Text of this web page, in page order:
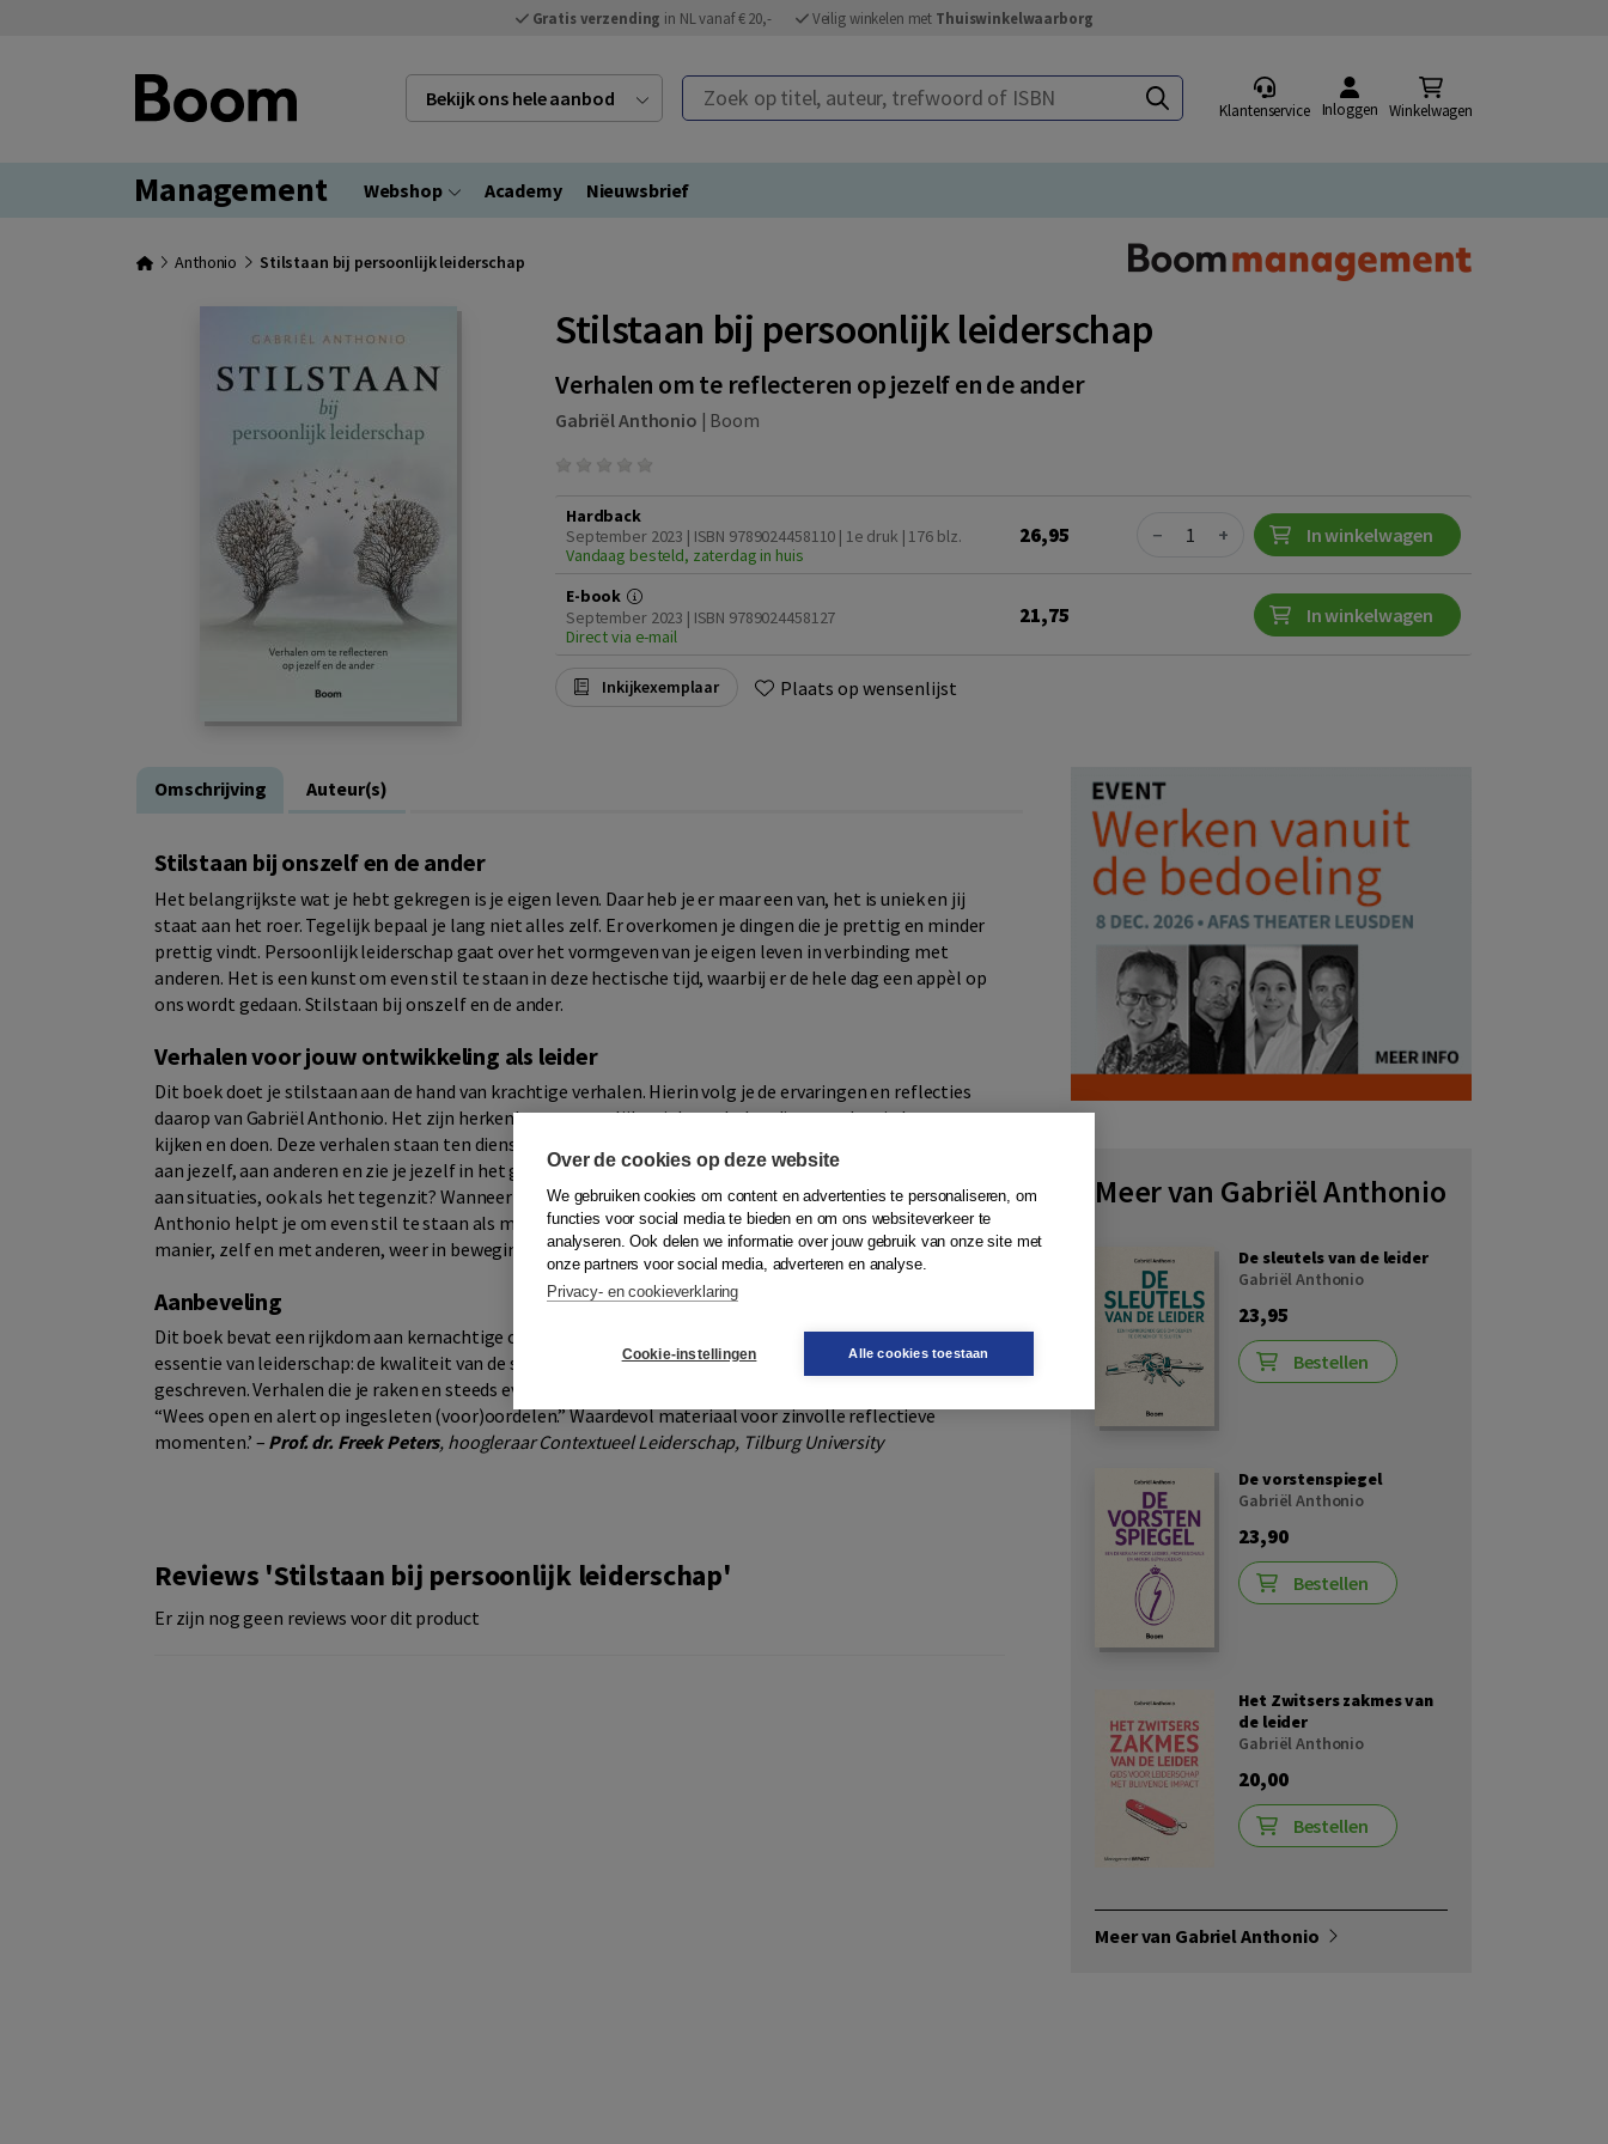
Gratis verzending in NL vanaf € 20,- Veilig winkelen met Thuiswinkelwaarborg
Bekijk ons hele aanbod Zoek op titel, auteur, trefwoord of ISBN
Klantenservice Inloggen Winkelwagen
Management Webshop Academy Nieuwsbrief
Anthonio Stilstaan bij persoonlijk leiderschap
Stilstaan bij persoonlijk leiderschap
Verhalen om te reflecteren op jezelf en de ander
Gabriël Anthonio | Boom
Hardback
September 2023 | ISBN 9789024458110 | 1e druk | 176 blz.
Vandaag besteld, zaterdag in huis
26,95 Quantity
− + In winkelwagen
E-book
September 2023 | ISBN 9789024458127
Direct via e-mail
21,75 In winkelwagen
Inkijkexemplaar Plaats op wensenlijst
Omschrijving Auteur(s)
Stilstaan bij onszelf en de ander
Het belangrijkste wat je hebt gekregen is je eigen leven. Daar heb je er maar een van, het is uniek en jij
staat aan het roer. Tegelijk bepaal je lang niet alles zelf. Er overkomen je dingen die je prettig en minder
prettig vindt. Persoonlijk leiderschap gaat over het vormgeven van je eigen leven in verbinding met
anderen. Het is een kunst om even stil te staan in deze hectische tijd, waarbij er de hele dag een appèl op
ons wordt gedaan. Stilstaan bij onszelf en de ander.
Verhalen voor jouw ontwikkeling als leider
Dit boek doet je stilstaan aan de hand van krachtige verhalen. Hierin volg je de ervaringen en reflecties
daarop van Gabriël Anthonio. Het zijn herkenbare en tegelijk unieke verhalen die ons raken in hoe we
kijken en doen. Deze verhalen staan ten dienste van jouw ontwikkeling in leiderschap. Hoe geef je leiding
aan jezelf, aan anderen en zie je jezelf in het grotere geheel van dit bestaan? Hoe geef je zin en betekenis
aan situaties, ook als het tegenzit? Wanneer je stilstaat, kun je andere inzichten opdoen. Gabriël
Anthonio helpt je om even stil te staan als mens, als manager, of als coach. Om daarna op een andere
manier, zelf en met anderen, weer in beweging te komen.
Aanbeveling
Dit boek bevat een rijkdom aan kernachtige observaties en reflecties uit het dagelijkse leven rondom de
essentie van leiderschap: de kwaliteit van de sociale relatie. Persoonlijk doorleefd en in klare taal
geschreven. Verhalen die je raken en steeds even doen stilstaan bij jezelf. Met een heldere boodschap:
“Wees open en alert op ingesleten (voor)oordelen.” Waardevol materiaal voor zinvolle reflectieve
momenten.’ – Prof. dr. Freek Peters, hoogleraar Contextueel Leiderschap, Tilburg University
Reviews 'Stilstaan bij persoonlijk leiderschap'
Er zijn nog geen reviews voor dit product
Meer van Gabriël Anthonio
De sleutels van de leider
Gabriël Anthonio
23,95
Bestellen
De vorstenspiegel
Gabriël Anthonio
23,90
Bestellen
Het Zwitsers zakmes van
de leider
Gabriël Anthonio
20,00
Bestellen
Meer van Gabriel Anthonio
Over de cookies op deze website
We gebruiken cookies om content en advertenties te personaliseren, om
functies voor social media te bieden en om ons websiteverkeer te
analyseren. Ook delen we informatie over jouw gebruik van onze site met
onze partners voor social media, adverteren en analyse.
Privacy- en cookieverklaring
Cookie-instellingen Alle cookies toestaan